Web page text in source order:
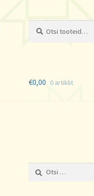
€0,00 0 artiklit
Otsi: